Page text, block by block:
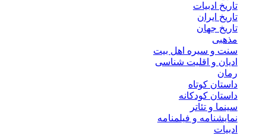
تاریخ ادبیات
تاریخ ایران
تاریخ جهان
مذهبی
سنت و سیره اهل بیت
ادیان و اقلیت شناسی
رمان
داستان کوتاه
داستان کودکانه
سینما و تئاتر
نمایشنامه و فیلمنامه
ادبیات